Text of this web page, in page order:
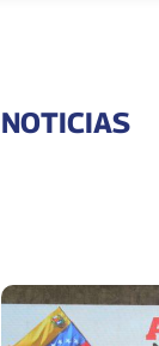
NOTICIAS